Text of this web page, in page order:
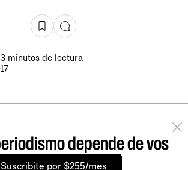
3 minutos de lectura
depende de vos
Suscribite por $255/mes